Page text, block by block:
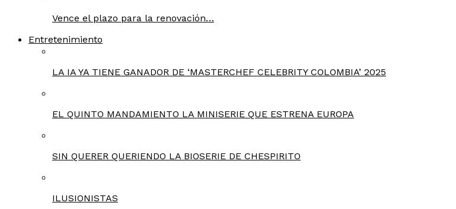
Vence el plazo para la renovación…
Entretenimiento
LA IA YA TIENE GANADOR DE ‘MASTERCHEF CELEBRITY COLOMBIA’ 2025
EL QUINTO MANDAMIENTO LA MINISERIE QUE ESTRENA EUROPA
SIN QUERER QUERIENDO LA BIOSERIE DE CHESPIRITO
ILUSIONISTAS